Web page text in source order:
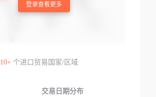
登录查看更多
10+个进口贸易国家/区域
交易日期分布